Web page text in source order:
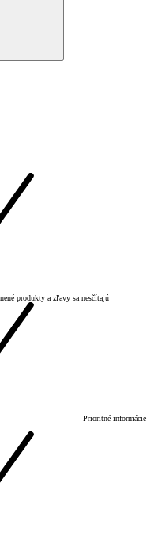
produkty a zľavy sa nesčítajú
Prioritné informácie